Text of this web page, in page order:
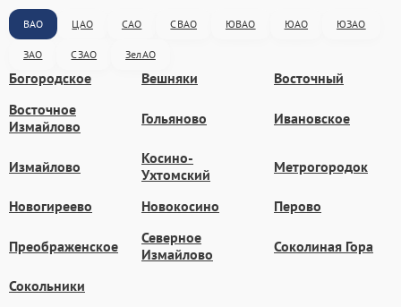
ВАО ЦАО САО СВАО ЮВАО ЮАО ЮЗАО
ЗАО СЗАО ЗелАО
Богородское Вешняки
Восточный
Восточное
Измайлово
Гольяново Ивановское
Измайлово
Косино-
Ухтомский
Метрогородок
Новогиреево Новокосино Перово
Преображенское
Северное
Измайлово
Соколиная Гора
Сокольники